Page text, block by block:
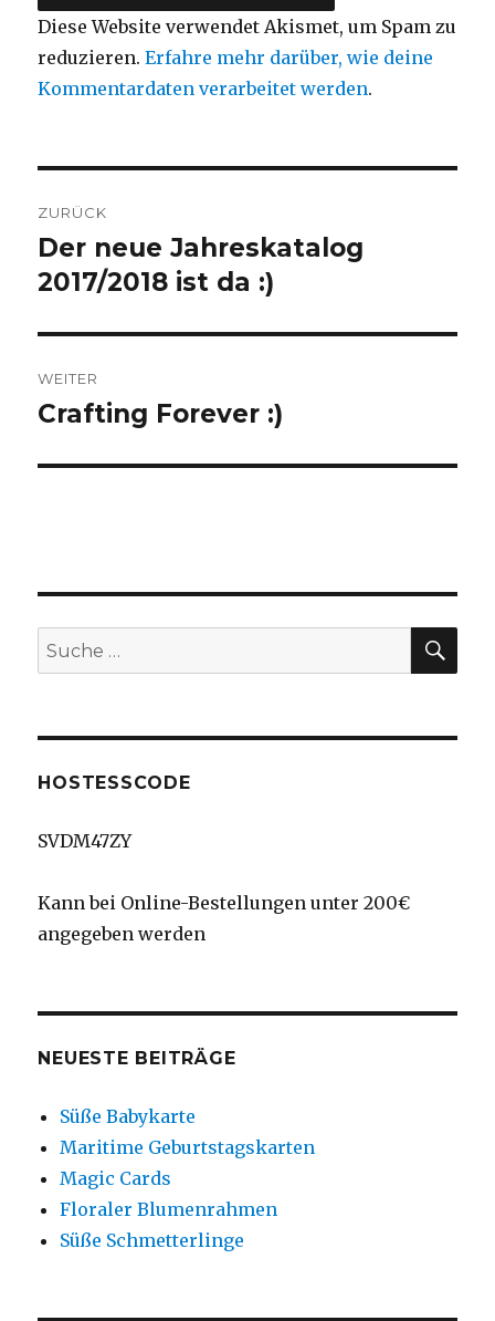
Diese Website verwendet Akismet, um Spam zu
reduzieren.Erfahre mehr darüber, wie deine
Kommentardaten verarbeitet werden.
ZURÜCK
Vorheriger
Beitrag:
Der neue Jahreskatalog
2017/2018 ist da :)
WEITER
Nächster
Crafting Forever :)
Suche
nach:
HOSTESSCODE
SVDM47ZY
Kann bei Online-Bestellungen unter 200€
angegeben werden
NEUESTE BEITRÄGE
Süße Babykarte
Maritime Geburtstagskarten
Magic Cards
Floraler Blumenrahmen
Süße Schmetterlinge